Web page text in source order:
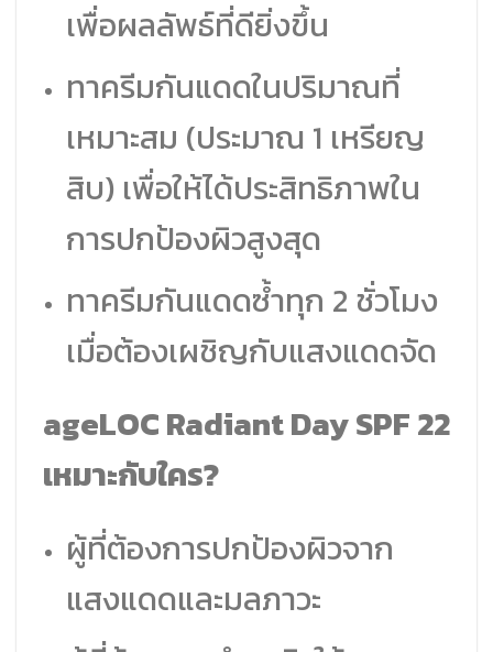
เพื่อผลลัพธ์ที่ดียิ่งขึ้น
ทาครีมกันแดดในปริมาณที่
เหมาะสม (ประมาณ 1 เหรียญ
สิบ) เพื่อให้ได้ประสิทธิภาพใน
การปกป้องผิวสูงสุด
ทาครีมกันแดดซ้ำทุก 2 ชั่วโมง
เมื่อต้องเผชิญกับแสงแดดจัด
ageLOC Radiant Day SPF 22
เหมาะกับใคร?
ผู้ที่ต้องการปกป้องผิวจาก
แสงแดดและมลภาวะ